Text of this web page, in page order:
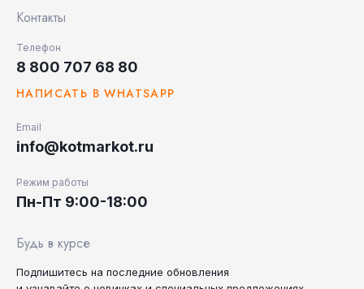
Контакты
Телефон
8 800 707 68 80
НАПИСАТЬ В WHATSAPP
Email
info@kotmarkot.ru
Режим работы
Пн-Пт 9:00-18:00
Будь в курсе
Подпишитесь на последние обновления